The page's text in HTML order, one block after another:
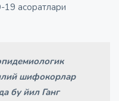
асоратлари
шифокорлар
бу йил Ганг